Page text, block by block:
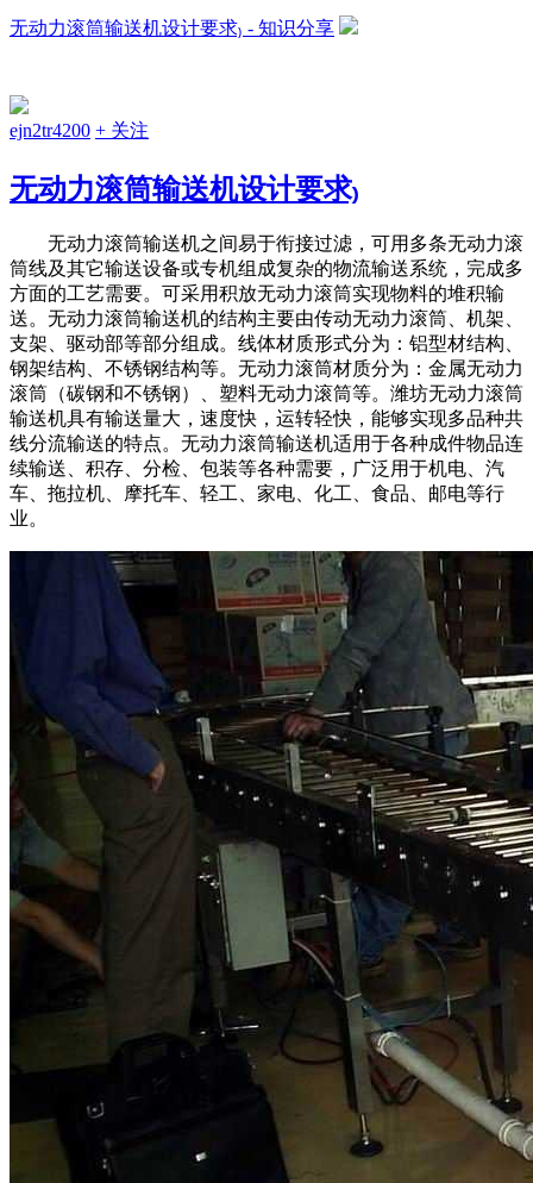
无动力滚筒输送机设计要求₎ - 知识分享
ejn2tr4200 + 关注
无动力滚筒输送机设计要求₎
无动力滚筒输送机之间易于衔接过滤，可用多条无动力滚
筒线及其它输送设备或专机组成复杂的物流输送系统，完成多
方面的工艺需要。可采用积放无动力滚筒实现物料的堆积输
送。无动力滚筒输送机的结构主要由传动无动力滚筒、机架、
支架、驱动部等部分组成。线体材质形式分为：铝型材结构、
钢架结构、不锈钢结构等。无动力滚筒材质分为：金属无动力
滚筒（碳钢和不锈钢）、塑料无动力滚筒等。潍坊无动力滚筒
输送机具有输送量大，速度快，运转轻快，能够实现多品种共
线分流输送的特点。无动力滚筒输送机适用于各种成件物品连
续输送、积存、分检、包装等各种需要，广泛用于机电、汽
车、拖拉机、摩托车、轻工、家电、化工、食品、邮电等行
业。